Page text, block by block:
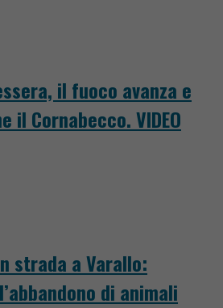
il fuoco avanza e
il Cornabecco. VIDEO
strada a Varallo:
di animali